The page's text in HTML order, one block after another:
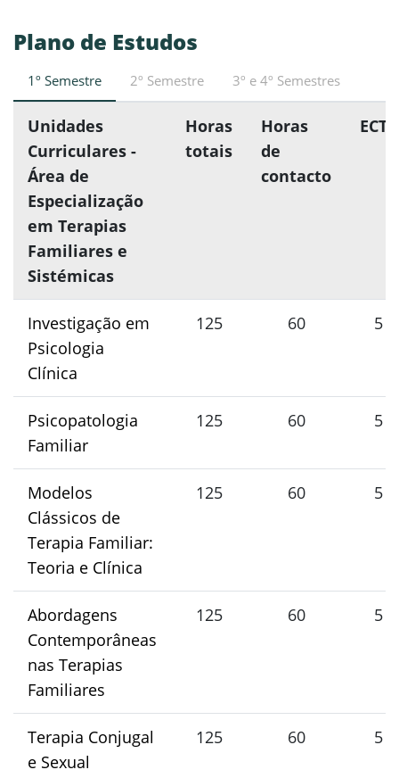
Plano de Estudos
1º Semestre 2º Semestre 3º e 4º Semestres
Unidades
Curriculares -
Área de
Especialização
em Terapias
Familiares e
Sistémicas
Horas
totais
Horas
de
contacto
ECTS
Investigação em
Psicologia
Clínica
125 60 5
Psicopatologia
Familiar
125 60 5
Modelos
Clássicos de
Terapia Familiar:
Teoria e Clínica
125 60 5
Abordagens
Contemporâneas
nas Terapias
Familiares
125 60 5
Terapia Conjugal
e Sexual
125 60 5